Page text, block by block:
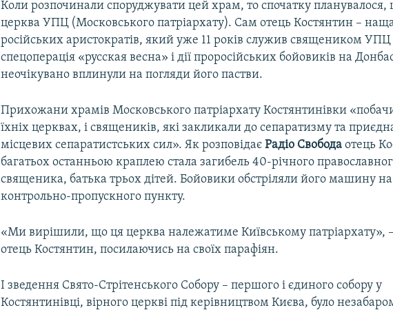
Коли розпочинали споруджувати цей храм, то спочатку планувалося,
церква УПЦ (Московського патріархату). Сам отець Костянтин –
російських аристократів, який уже 11 років служив священиком
спецоперація «русская весна» і дії проросійських бойовиків на
неочікувано вплинули на погляди його пастви.
Прихожани храмів Московського патріархату Костянтинівки
їхніх церквах, і священиків, які закликали до сепаратизму та
місцевих сепаратистських сил». Як розповідаєРадіо Свобода отець
багатьох останньою краплею стала загибель 40-річного
священика, батька трьох дітей. Бойовики обстріляли його машину на
контрольно-пропускного пункту.
«Ми вирішили, що ця церква належатиме Київському патріархату»,
отець Костянтин, посилаючись на своїх парафіян.
І зведення Свято-Стрітенського Собору – першого і єдиного собору у
Костянтинівці, вірного церкві під керівництвом Києва, було